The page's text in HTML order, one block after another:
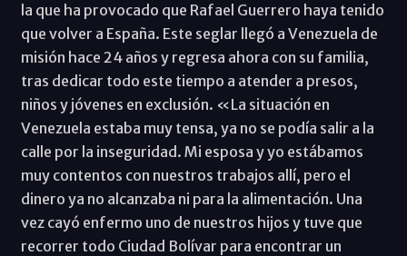
la que ha provocado que Rafael Guerrero haya tenido
que volver a España. Este seglar llegó a Venezuela de
misión hace 24 años y regresa ahora con su familia,
tras dedicar todo este tiempo a atender a presos,
niños y jóvenes en exclusión. «La situación en
Venezuela estaba muy tensa, ya no se podía salir a la
calle por la inseguridad. Mi esposa y yo estábamos
muy contentos con nuestros trabajos allí, pero el
dinero ya no alcanzaba ni para la alimentación. Una
vez cayó enfermo uno de nuestros hijos y tuve que
recorrer todo Ciudad Bolívar para encontrar un